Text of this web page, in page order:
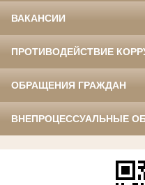
ВАКАНСИИ
ПРОТИВОДЕЙСТВИЕ
ОБРАЩЕНИЯ ГРАЖДАН
ВНЕПРОЦЕССУАЛЬНЫЕ